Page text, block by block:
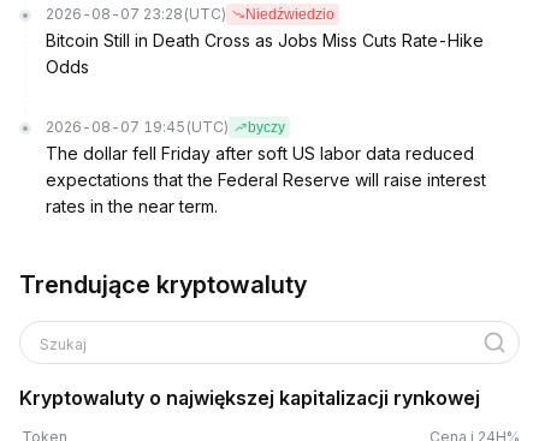
2026-08-07 23:28 (UTC) Niedźwiedzio
Bitcoin Still in Death Cross as Jobs Miss Cuts Rate-Hike
Odds
2026-08-07 19:45 (UTC) byczy
The dollar fell Friday after soft US labor data reduced
expectations that the Federal Reserve will raise interest
rates in the near term.
Trendujące kryptowaluty
Szukaj
Kryptowaluty o największej kapitalizacji rynkowej
Token Cena i 24H%